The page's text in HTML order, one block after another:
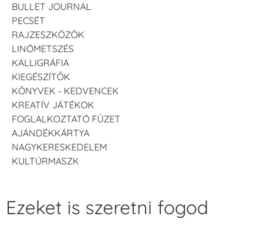
BULLET JOURNAL
PECSÉT
RAJZESZKÖZÖK
LINÓMETSZÉS
KALLIGRÁFIA
KIEGÉSZÍTŐK
KÖNYVEK - KEDVENCEK
KREATÍV JÁTÉKOK
FOGLALKOZTATÓ FÜZET
AJÁNDÉKKÁRTYA
NAGYKERESKEDELEM
KULTÚRMASZK
Ezeket is szeretni fogod